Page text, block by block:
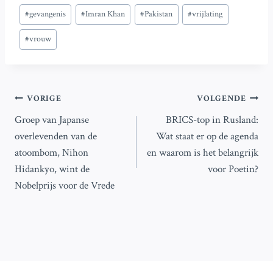
Bericht
tags:
#gevangenis #Imran Khan #Pakistan #vrijlating
#vrouw
Bericht
navigatie
VORIGE
Groep van Japanse
overlevenden van de
atoombom, Nihon
Hidankyo, wint de
Nobelprijs voor de Vrede
VOLGENDE
BRICS-top in Rusland:
Wat staat er op de agenda
en waarom is het belangrijk
voor Poetin?